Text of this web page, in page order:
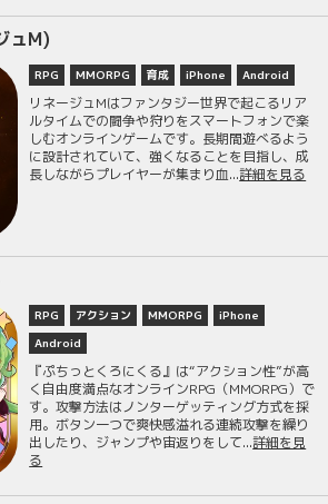
ュM)
RPG MMORPG 育成 iPhone Android
リネージュMはファンタジー世界で起こるリア
ルタイムでの闘争や狩りをスマートフォンで楽
しむオンラインゲームです。長期間遊べるよう
に設計されていて、強くなることを目指し、成
長しながらプレイヤーが集まり血...詳細を見る
RPG アクション MMORPG
iPhone
Android
『ぷちっとくろにくる』は“アクション性”が高
く自由度満点なオンラインRPG（MMORPG）で
す。攻撃方法はノンターゲッティング方式を採
用。ボタン一つで爽快感溢れる連続攻撃を繰り
出したり、ジャンプや宙返りをして...詳細を見
る